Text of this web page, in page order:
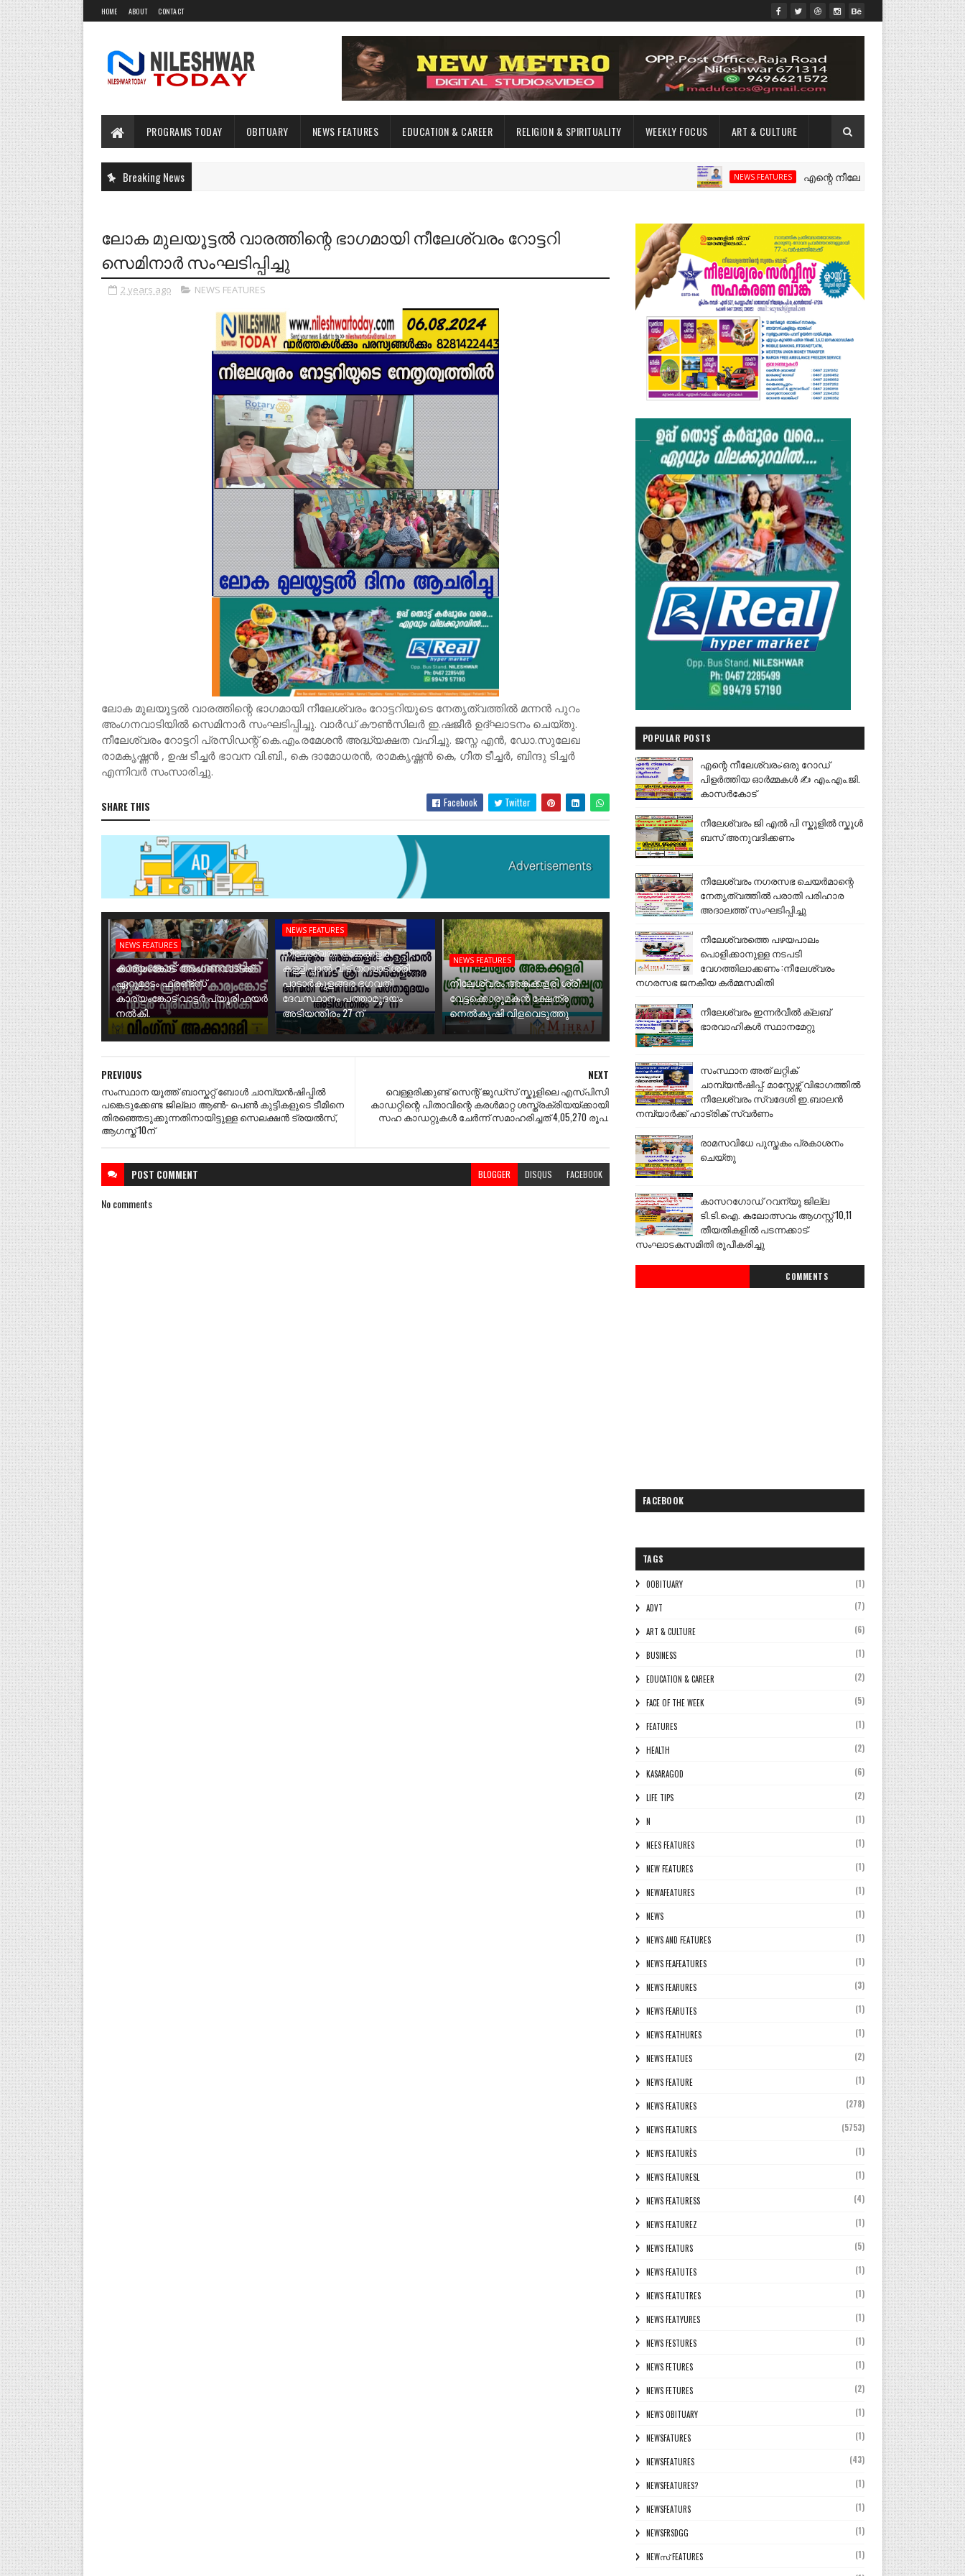
HOME ABOUT CONTACT
PROGRAMS TODAY OBITUARY NEWS FEATURES EDUCATION & CAREER RELIGION & SPIRITUALITY WEEKLY FOCUS ART & CULTURE
Breaking News NEWS FEATURES എന്റെ നീലേശ്വരം:ഒരു റോഡ്
ലോക മുലയൂട്ടൽ വാരത്തിന്റെ ഭാഗമായി നീലേശ്വരം റോട്ടറി
സെമിനാർ സംഘടിപ്പിച്ചു
2 years ago NEWS FEATURES
ലോക മുലയൂട്ടൽ വാരത്തിന്റെ ഭാഗമായി നീലേശ്വരം റോട്ടറിയുടെ നേതൃത്വത്തിൽ മന്നൻ പുറം
അംഗനവാടിയിൽ സെമിനാർ സംഘടിപ്പിച്ചു. വാർഡ് കൗൺസിലർ ഇ.ഷജീർ ഉദ്ഘാടനം ചെയ്തു.
നീലേശ്വരം റോട്ടറി പ്രസിഡന്റ് കെ.എം.രമേശൻ അദ്ധ്യക്ഷത വഹിച്ചു. ജസ്ന എൻ, ഡോ.സുലേഖ
രാമകൃഷ്ണൻ , ഉഷ ടീച്ചർ ഭാവന വി.ബി., കെ ദാമോധരൻ, രാമകൃഷ്ണൻ കെ, ഗീത ടീച്ചർ, ബിന്ദു ടിച്ചർ
എന്നിവർ സംസാരിച്ചു.
SHARE THIS Facebook Twitter
NEWS FEATURES
കാര്യംങ്കോട് അംഗണവാടിക്ക്
ഏറുമാടം ഫ്രണ്ട്സ്
കാര്യംങ്കോട് വാട്ടർ പ്യൂരിഫയർ
നൽകി.
NEWS FEATURES
നീലേശ്വരം അങ്കക്കളരി
കള്ളിപ്പാൽ വീട് തറവാട് ശ്രീ
പാടാർകുളങ്ങര ഭഗവതി
ദേവസ്ഥാനം പത്താമുദയം
അടിയന്തിരം 27 ന്
NEWS FEATURES
നീലേശ്വരം അങ്കക്കളരി ശ്രീ
വേട്ടക്കൊരുമകൻ ക്ഷേത്ര
നെൽകൃഷി വിളവെടുത്തു
NEXT
വെള്ളരിക്കുണ്ട് സെന്റ് ജൂഡ്സ് സ്കൂളിലെ എസ്പിസി
കാഡറ്റിന്റെ പിതാവിന്റെ കരൾമാറ്റ ശസ്ത്രക്രിയയ്ക്കായി
സഹ കാഡറ്റുകൾ ചേർന്ന് സമാഹരിച്ചത് 4,05,270 രൂപ.
PREVIOUS
സംസ്ഥാന യൂത്ത് ബാസ്കറ്റ് ബോൾ ചാമ്പ്യൻഷിപ്പിൽ
പങ്കെടുക്കേണ്ട ജില്ലാ ആൺ- പെൺ കുട്ടികളുടെ ടീമിനെ
തിരഞ്ഞെടുക്കുന്നതിനായിട്ടുള്ള സെലക്ഷൻ ട്രയൽസ്,
ആഗസ്ത് 10ന്
POST COMMENT BLOGGER DISQUS FACEBOOK
No comments
POPULAR POSTS
എന്റെ നീലേശ്വരം:ഒരു റോഡ്
പിളർത്തിയ ഓർമ്മകൾ ✍️ എം.എം.ജി.
കാസർകോട്
നീലേശ്വരം ജി എൽ പി സ്കൂളിൽ സ്കൂൾ
ബസ് അനുവദിക്കണം
നീലേശ്വരം നഗരസഭ ചെയർമാന്റെ
നേതൃത്വത്തിൽ പരാതി പരിഹാര
അദാലത്ത് സംഘടിപ്പിച്ചു
നീലേശ്വരത്തെ പഴയപാലം
പൊളിക്കാനുള്ള നടപടി
വേഗത്തിലാക്കണം :നീലേശ്വരം
നഗരസഭ ജനകീയ കർമ്മസമിതി
നീലേശ്വരം ഇന്നർവീൽ ക്ലബ്
ഭാരവാഹികൾ സ്ഥാനമേറ്റു
സംസ്ഥാന അത് ലറ്റിക്
ചാമ്പ്യൻഷിപ്പ്: മാസ്റ്റേഴ്സ് വിഭാഗത്തിൽ
നീലേശ്വരം സ്വദേശി ഇ.ബാലൻ
നമ്പ്യാർക്ക് ഹാട്രിക് സ്വർണം
രാമസവിധേ പുസ്തകം പ്രകാശനം
ചെയ്തു
കാസറഗോഡ് റവന്യൂ ജില്ല
ടി.ടി.ഐ. കലോത്സവം ആഗസ്റ്റ് 10,11
തീയതികളിൽ പടന്നക്കാട്:
സംഘാടകസമിതി രൂപീകരിച്ചു
COMMENTS
FACEBOOK
TAGS
0OBITUARY (1)
ADVT (7)
ART & CULTURE (6)
BUSINESS (1)
EDUCATION & CAREER (2)
FACE OF THE WEEK (5)
FEATURES (1)
HEALTH (2)
KASARAGOD (6)
LIFE TIPS (2)
N (1)
NEES FEATURES (1)
NEW FEATURES (1)
NEWAFEATURES (1)
NEWS (1)
NEWS AND FEATURES (1)
NEWS FEAFEATURES (1)
NEWS FEARURES (3)
NEWS FEARUTES (1)
NEWS FEATHURES (1)
NEWS FEATUES (2)
NEWS FEATURE (1)
NEWS FEATURES (278)
NEWS FEATURES (5753)
NEWS FEATURÈS (1)
NEWS FEATURESL (1)
NEWS FEATURESS (4)
NEWS FEATUREZ (1)
NEWS FEATURS (5)
NEWS FEATUTES (1)
NEWS FEATUTRES (1)
NEWS FEATYURES (1)
NEWS FESTURES (1)
NEWS FETURES (1)
NEWS FETURES (2)
NEWS OBITUARY (1)
NEWSFATURES (1)
NEWSFEATURES (43)
NEWSFEATURES? (1)
NEWSFEATURS (1)
NEWSFRSDGG (1)
NEWസ് FEATURES (1)